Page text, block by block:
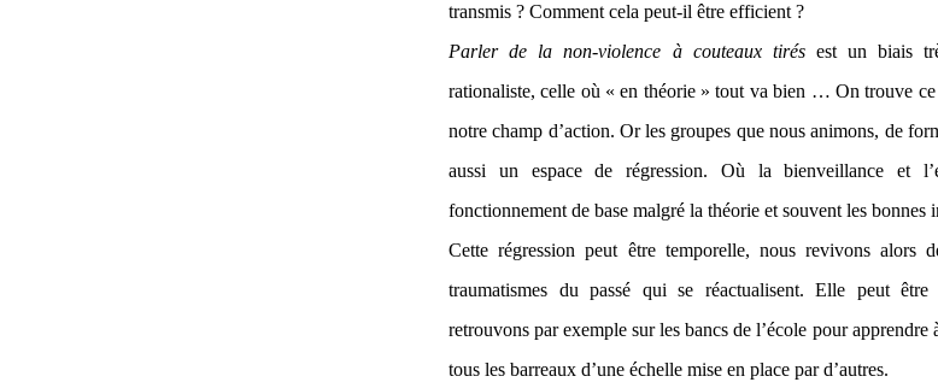
transmis ? Comment cela peut-il être efficient ?
Parler de la non-violence à couteaux tirés est un biais
rationaliste, celle où « en théorie » tout va bien … On trouve ce
notre champ d’action. Or les groupes que nous animons, de
aussi un espace de régression. Où la bienveillance et
fonctionnement de base malgré la théorie et souvent les bonnes
Cette régression peut être temporelle, nous revivons alors
traumatismes du passé qui se réactualisent. Elle peut
retrouvons par exemple sur les bancs de l’école pour
tous les barreaux d’une échelle mise en place par d’autres.